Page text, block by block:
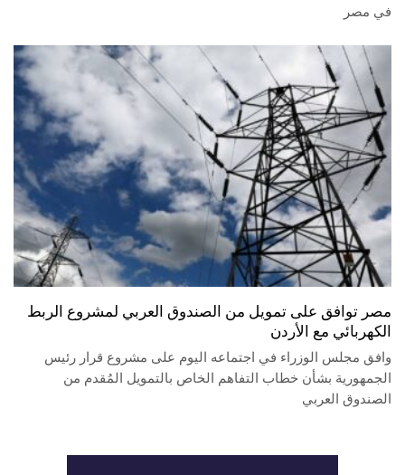
في ​مصر
مصر توافق على تمويل من الصندوق العربي لمشروع الربط
الكهربائي مع الأردن
وافق مجلس الوزراء في اجتماعه اليوم على مشروع قرار رئيس
الجمهورية بشأن خطاب التفاهم الخاص بالتمويل المُقدم من
الصندوق العربي